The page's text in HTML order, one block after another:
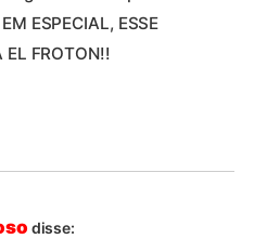
ESPECIAL, ESSE
EL FROTON!!
disse: